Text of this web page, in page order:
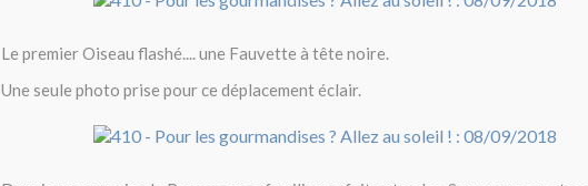
Le premier Oiseau flashé.... une Fauvette à tête noire.
Une seule photo prise pour ce déplacement éclair.